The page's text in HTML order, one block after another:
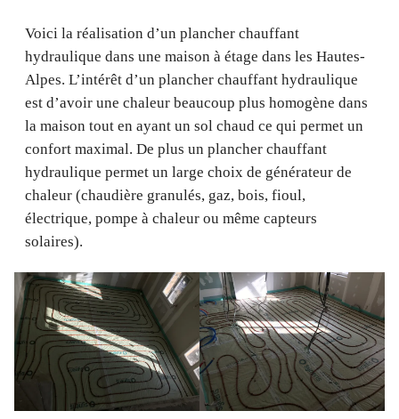
Voici la réalisation d’un plancher chauffant
hydraulique dans une maison à étage dans les Hautes-
Alpes. L’intérêt d’un plancher chauffant hydraulique
est d’avoir une chaleur beaucoup plus homogène dans
la maison tout en ayant un sol chaud ce qui permet un
confort maximal. De plus un plancher chauffant
hydraulique permet un large choix de générateur de
chaleur (chaudière granulés, gaz, bois, fioul,
électrique, pompe à chaleur ou même capteurs
solaires).